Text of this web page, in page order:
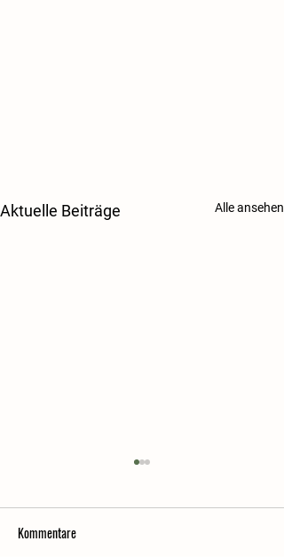
Aktuelle Beiträge Alle ansehen
Kommentare